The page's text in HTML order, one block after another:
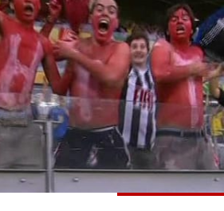
إقتصاد فن
منوعات رياضة
كأس العالم
البرامج
جدول البرامج